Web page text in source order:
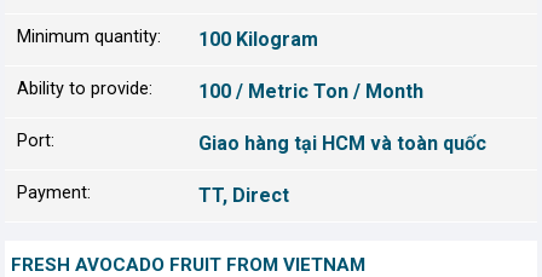
Minimum quantity: 100 Kilogram
Ability to provide: 100 / Metric Ton / Month
Port: Giao hàng tại HCM và toàn quốc
Payment: TT, Direct
FRESH AVOCADO FRUIT FROM VIETNAM